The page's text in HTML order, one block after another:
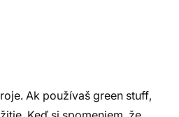
Ak používaš green stuff,